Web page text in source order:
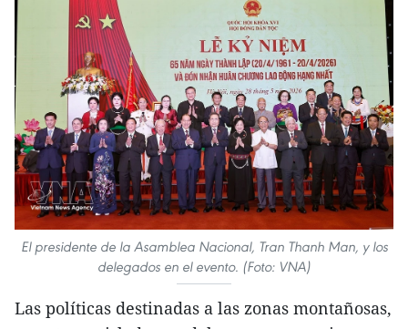
El presidente de la Asamblea Nacional, Tran Thanh Man, y los
delegados en el evento. (Foto: VNA)
Las políticas destinadas a las zonas montañosas,